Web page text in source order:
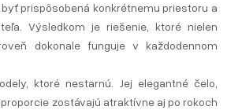
prispôsobená konkrétnemu priestoru a
Výsledkom je riešenie, ktoré nielen
dokonale funguje v každodennom
ktoré nestarnú. Jej elegantné čelo,
zostávajú atraktívne aj po rokoch